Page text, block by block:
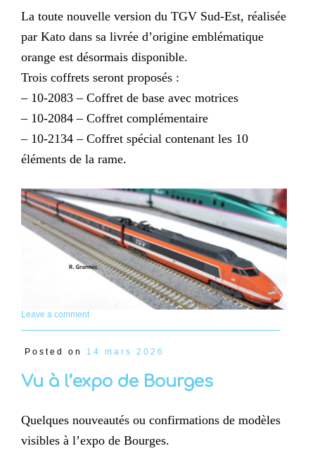
La toute nouvelle version du TGV Sud-Est, réalisée
par Kato dans sa livrée d’origine emblématique
orange est désormais disponible.
Trois coffrets seront proposés :
– 10-2083 – Coffret de base avec motrices
– 10-2084 – Coffret complémentaire
– 10-2134 – Coffret spécial contenant les 10
éléments de la rame.
Leave a comment
Posted on 14 mars 2026
Vu à l’expo de Bourges
Quelques nouveautés ou confirmations de modèles
visibles à l’expo de Bourges.